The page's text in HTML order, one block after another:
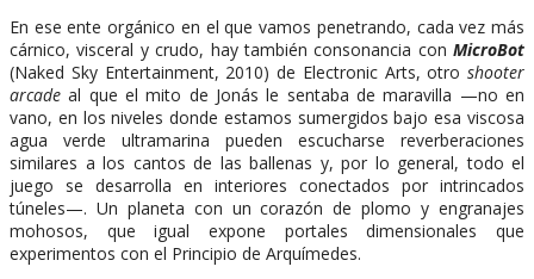
En ese ente orgánico en el que vamos penetrando, cada vez más
cárnico, visceral y crudo, hay también consonancia con MicroBot
(Naked Sky Entertainment, 2010) de Electronic Arts, otro shooter
arcade al que el mito de Jonás le sentaba de maravilla —no en
vano, en los niveles donde estamos sumergidos bajo esa viscosa
agua verde ultramarina pueden escucharse reverberaciones
similares a los cantos de las ballenas y, por lo general, todo el
juego se desarrolla en interiores conectados por intrincados
túneles—. Un planeta con un corazón de plomo y engranajes
mohosos, que igual expone portales dimensionales que
experimentos con el Principio de Arquímedes.